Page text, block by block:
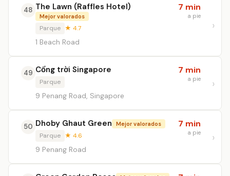
48 The Lawn (Raffles Hotel)
Mejor valorados
Parque ★ 4.7
1 Beach Road
7 min
a pie
49 Cổng trời Singapore
Parque
9 Penang Road, Singapore
7 min
a pie
50 Dhoby Ghaut Green Mejor valorados
Parque ★ 4.6
9 Penang Road
7 min
a pie